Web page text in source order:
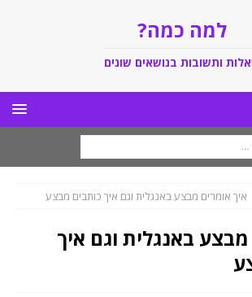
למה כמה?
ותשובות בנושאים שונים
איך אומרים מבצע באנגלית וגם איך כותבים מבצע
באנגלית וגם איך